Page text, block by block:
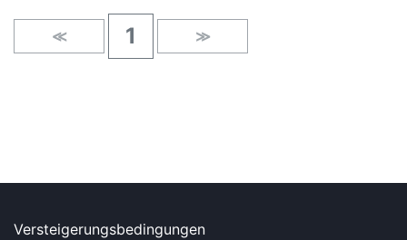
≪ 1 ≫
Versteigerungsbedingungen